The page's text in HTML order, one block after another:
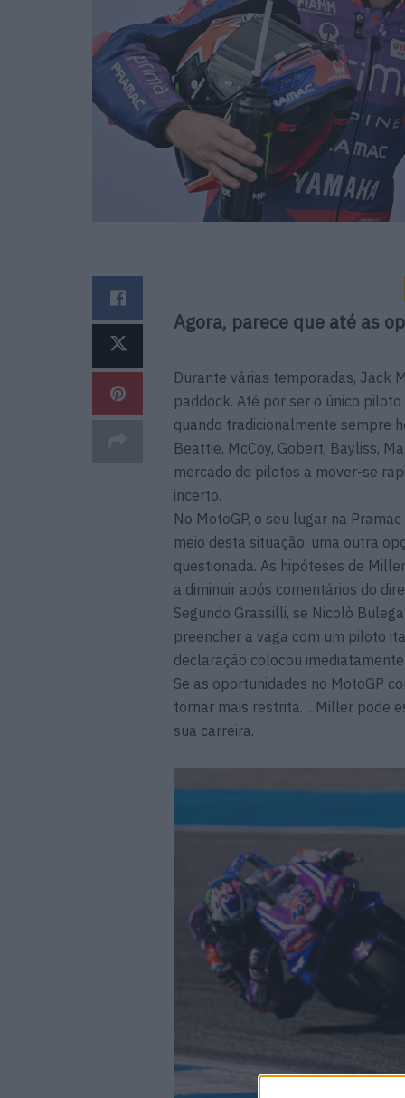
Agora, parece que até as
Durante várias temporadas, Jack
paddock. Até por ser o único
quando tradicionalmente sempre
Beattie, McCoy, Gobert, Bayliss,
mercado de pilotos a mover-se
incerto.
No MotoGP, o seu lugar na
meio desta situação, uma outra
questionada. As hipóteses de
a diminuir após comentários do
Segundo Grassilli, se Nicolò
preencher a vaga com um piloto
declaração colocou
Se as oportunidades no MotoGP
tornar mais restrita… Miller pode
sua carreira.